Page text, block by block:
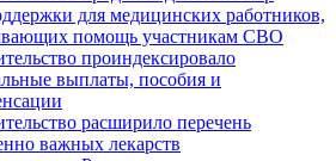
для медицинских работников,
помощь участникам СВО
проиндексировало
выплаты, пособия и
расширило перечень
важных лекарств